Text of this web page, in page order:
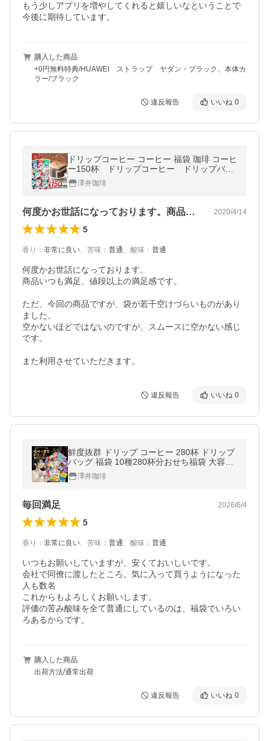
もう少しアプリを増やしてくれると嬉しいなということで
今後に期待しています。
購入した商品
+0円無料特典/HUAWEI ストラップ ヤダン・ブラック、本体カ
ラー/ブラック
違反報告 いいね 0
ドリップコーヒー コーヒー 福袋 珈琲 コーヒ
ー150杯 ドリップコーヒー ドリップバッ
澤井珈琲
何度かお世話になっております。商品いつ… 2020/4/14
5
香り ： 非常に良い、 苦味 ： 普通、 酸味 ： 普通
何度かお世話になっております。
商品いつも満足、値段以上の満足感です。
ただ、今回の商品ですが、袋が若干空けづらいものがあり
ました。
空かないほどではないのですが、スムースに空かない感じ
です。
また利用させていただきます。
違反報告 いいね 0
鮮度抜群 ドリップ コーヒー 280杯 ドリップ
バッグ 福袋 10種280杯分おせち福袋 大容量
個包装 飲み比べ セット 澤井珈琲 【RD】
【TS】
澤井珈琲
毎回満足 2026/6/4
5
香り ： 非常に良い、 苦味 ： 普通、 酸味 ： 普通
いつもお願いしていますが、安くておいしいです。
会社で同僚に渡したところ、気に入って買うようになった
人も数名
これからもよろしくお願いします。
評価の苦み酸味を全て普通にしているのは、福袋でいろい
ろあるからです。
購入した商品
出荷方法/通常出荷
違反報告 いいね 0